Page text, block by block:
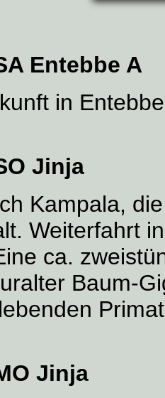
Entebbe A
in
Jinja
Kampala,
Weiterfahrt
ca.
Baum-
Jinja